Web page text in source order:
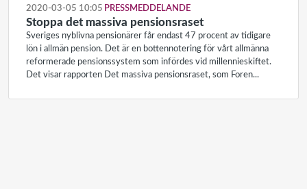
2020-03-05 10:05 PRESSMEDDELANDE
Stoppa det massiva pensionsraset
Sveriges nyblivna pensionärer får endast 47 procent av tidigare
lön i allmän pension. Det är en bottennotering för vårt allmänna
reformerade pensionssystem som infördes vid millennieskiftet.
Det visar rapporten Det massiva pensionsraset, som Foren...